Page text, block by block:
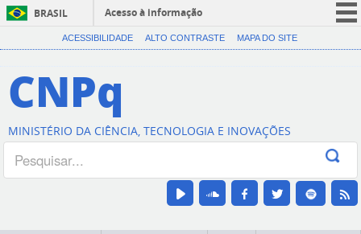
BRASIL
Acesso à informação
CORONAVÍRUS (COVID-19)
Canais
ACESSIBILIDADE ALTO CONTRASTE MAPA DO SITE
CNPq
MINISTÉRIO DA CIÊNCIA, TECNOLOGIA E INOVAÇÕES